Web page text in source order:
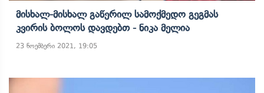
Მისხალ-Მისხალ Გაწერილ Სამოქმედო Გეგმას
Კვირის Ბოლოს Დავდებთ - Ნიკა Მელია
23 ნოემბერი 2021, 19:05